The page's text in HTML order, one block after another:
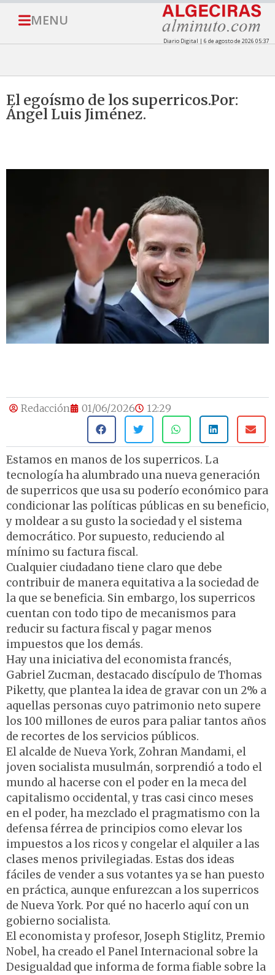
MENU
Diario Digital | 6 de agosto de 2026 05:37
El egoísmo de los superricos.Por:
Ángel Luis Jiménez.
Redacción 01/06/2026 12:29
Estamos en manos de los superricos. La
tecnología ha alumbrado una nueva generación
de superricos que usa su poderío económico para
condicionar las políticas públicas en su beneficio,
y moldear a su gusto la sociedad y el sistema
democrático. Por supuesto, reduciendo al
mínimo su factura fiscal.
Cualquier ciudadano tiene claro que debe
contribuir de manera equitativa a la sociedad de
la que se beneficia. Sin embargo, los superricos
cuentan con todo tipo de mecanismos para
reducir su factura fiscal y pagar menos
impuestos que los demás.
Hay una iniciativa del economista francés,
Gabriel Zucman, destacado discípulo de Thomas
Piketty, que plantea la idea de gravar con un 2% a
aquellas personas cuyo patrimonio neto supere
los 100 millones de euros para paliar tantos años
de recortes de los servicios públicos.
El alcalde de Nueva York, Zohran Mandami, el
joven socialista musulmán, sorprendió a todo el
mundo al hacerse con el poder en la meca del
capitalismo occidental, y tras casi cinco meses
en el poder, ha mezclado el pragmatismo con la
defensa férrea de principios como elevar los
impuestos a los ricos y congelar el alquiler a las
clases menos privilegiadas. Estas dos ideas
fáciles de vender a sus votantes ya se han puesto
en práctica, aunque enfurezcan a los superricos
de Nueva York. Por qué no hacerlo aquí con un
gobierno socialista.
El economista y profesor, Joseph Stiglitz, Premio
Nobel, ha creado el Panel Internacional sobre la
Desigualdad que informa de forma fiable sobre la